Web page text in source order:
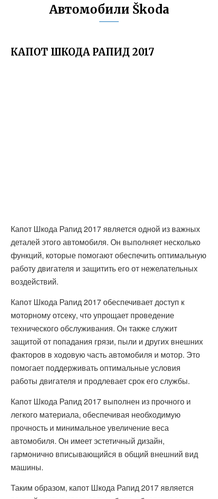
Автомобили Škoda
КАПОТ ШКОДА РАПИД 2017
Капот Шкода Рапид 2017 является одной из важных
деталей этого автомобиля. Он выполняет несколько
функций, которые помогают обеспечить оптимальную
работу двигателя и защитить его от нежелательных
воздействий.
Капот Шкода Рапид 2017 обеспечивает доступ к
моторному отсеку, что упрощает проведение
технического обслуживания. Он также служит
защитой от попадания грязи, пыли и других внешних
факторов в ходовую часть автомобиля и мотор. Это
помогает поддерживать оптимальные условия
работы двигателя и продлевает срок его службы.
Капот Шкода Рапид 2017 выполнен из прочного и
легкого материала, обеспечивая необходимую
прочность и минимальное увеличение веса
автомобиля. Он имеет эстетичный дизайн,
гармонично вписывающийся в общий внешний вид
машины.
Таким образом, капот Шкода Рапид 2017 является